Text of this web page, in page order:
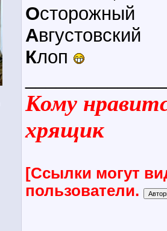
Осторожный
Августовский
Клоп
Кому
хрящик
[Ссылки могут
пользователи.